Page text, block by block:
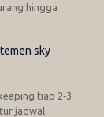
hingga
sky
tiap 2‑3
jadwal